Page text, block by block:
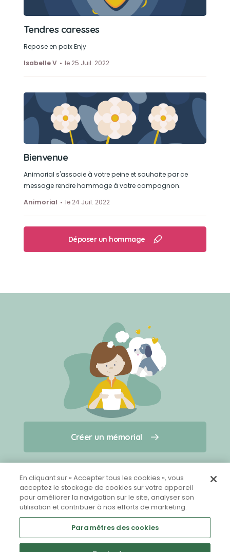
Créer un mémorial
Qui sommes-nous ?
Nous contacter
Partager sur Facebook
Tendres caresses
Repose en paix Enjy
Isabelle V
le 25 Juil. 2022
Bienvenue
Animorial s'associe à votre peine et souhaite par ce
message rendre hommage à votre compagnon.
Animorial
le 24 Juil. 2022
Déposer un hommage
Créer un mémorial
En cliquant sur « Accepter tous les cookies », vous
acceptez le stockage de cookies sur votre appareil
pour améliorer la navigation sur le site, analyser son
utilisation et contribuer à nos efforts de marketing.
Paramètres des cookies